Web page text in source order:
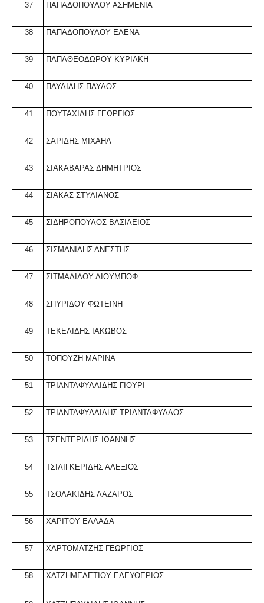
37 ΠΑΠΑΔΟΠΟΥΛΟΥ ΑΣΗΜΕΝΙΑ
38 ΠΑΠΑΔΟΠΟΥΛΟΥ ΕΛΕΝΑ
39 ΠΑΠΑΘΕΟΔΩΡΟΥ ΚΥΡΙΑΚΗ
40 ΠΑΥΛΙΔΗΣ ΠΑΥΛΟΣ
41 ΠΟΥΤΑΧΙΔΗΣ ΓΕΩΡΓΙΟΣ
42 ΣΑΡΙΔΗΣ ΜΙΧΑΗΛ
43 ΣΙΑΚΑΒΑΡΑΣ ΔΗΜΗΤΡΙΟΣ
44 ΣΙΑΚΑΣ ΣΤΥΛΙΑΝΟΣ
45 ΣΙΔΗΡΟΠΟΥΛΟΣ ΒΑΣΙΛΕΙΟΣ
46 ΣΙΣΜΑΝΙΔΗΣ ΑΝΕΣΤΗΣ
47 ΣΙΤΜΑΛΙΔΟΥ ΛΙΟΥΜΠΟΦ
48 ΣΠΥΡΙΔΟΥ ΦΩΤΕΙΝΗ
49 ΤΕΚΕΛΙΔΗΣ ΙΑΚΩΒΟΣ
50 ΤΟΠΟΥΖΗ ΜΑΡΙΝΑ
51 ΤΡΙΑΝΤΑΦΥΛΛΙΔΗΣ ΓΙΟΥΡΙ
52 ΤΡΙΑΝΤΑΦΥΛΛΙΔΗΣ ΤΡΙΑΝΤΑΦΥΛΛΟΣ
53 ΤΣΕΝΤΕΡΙΔΗΣ ΙΩΑΝΝΗΣ
54 ΤΣΙΛΙΓΚΕΡΙΔΗΣ ΑΛΕΞΙΟΣ
55 ΤΣΟΛΑΚΙΔΗΣ ΛΑΖΑΡΟΣ
56 ΧΑΡΙΤΟΥ ΕΛΛΑΔΑ
57 ΧΑΡΤΟΜΑΤΖΗΣ ΓΕΩΡΓΙΟΣ
58 ΧΑΤΖΗΜΕΛΕΤΙΟΥ ΕΛΕΥΘΕΡΙΟΣ